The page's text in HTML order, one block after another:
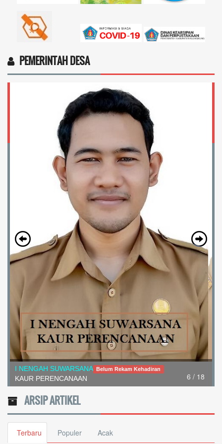
PEMERINTAH DESA
7 / 18
NI NYOMAN SINI Belum Rekam Kehadiran
Kaur Umum
ARSIP ARTIKEL
Terbaru Populer Acak